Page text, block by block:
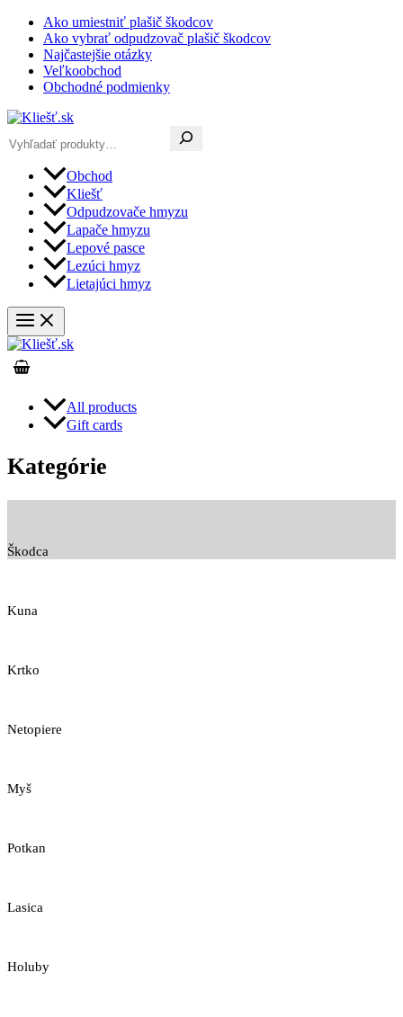
Preskočiť
obsah
Ako umiestniť plašič škodcov
Ako vybrať odpudzovač plašič škodcov
Najčastejšie otázky
Veľkoobchod
Obchodné podmienky
Obchod
Kliešť
Odpudzovače hmyzu
Lapače hmyzu
Lepové pasce
Lezúci hmyz
Lietajúci hmyz
All products
Gift cards
Kategórie
Škodca
Kuna
Krtko
Netopiere
Myš
Potkan
Lasica
Holuby